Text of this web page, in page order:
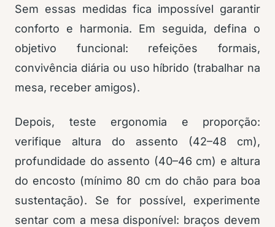
Sem essas medidas fica impossível garantir
conforto e harmonia. Em seguida, defina o
objetivo funcional: refeições formais,
convivência diária ou uso híbrido (trabalhar na
mesa, receber amigos).
Depois, teste ergonomia e proporção:
verifique altura do assento (42–48 cm),
profundidade do assento (40–46 cm) e altura
do encosto (mínimo 80 cm do chão para boa
sustentação). Se for possível, experimente
sentar com a mesa disponível: braços devem